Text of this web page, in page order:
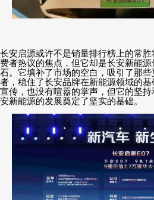
长安启源或许不是销量排行榜上的常
费者热议的焦点，但它却是长安新能
石。它填补了市场的空白，吸引了那
者，稳住了长安品牌在新能源领域的
宣传，也没有喧嚣的掌声，但它的坚
安新能源的发展奠定了坚实的基础。